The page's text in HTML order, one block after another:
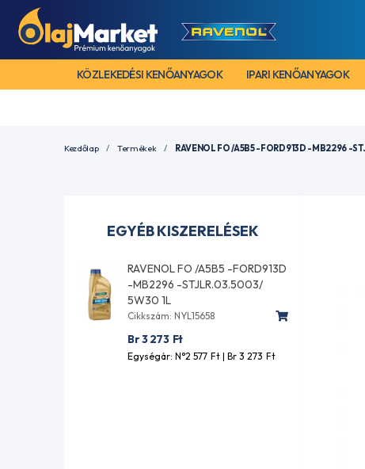
KÖZLEKEDÉSI KENŐANYAGOK IPARI KENŐANYAGOK
Kezdőlap Termékek RAVENOL FO /A5B5 -FORD913D -MB2296 -
EGYÉB KISZERELÉSEK
RAVENOL FO /A5B5 -FORD913D
-MB2296 -STJLR.03.5003/
5W30 1L
Cikkszám: NYL15658
Br 3 273 Ft
Egységár: N°2 577 Ft | Br 3 273 Ft